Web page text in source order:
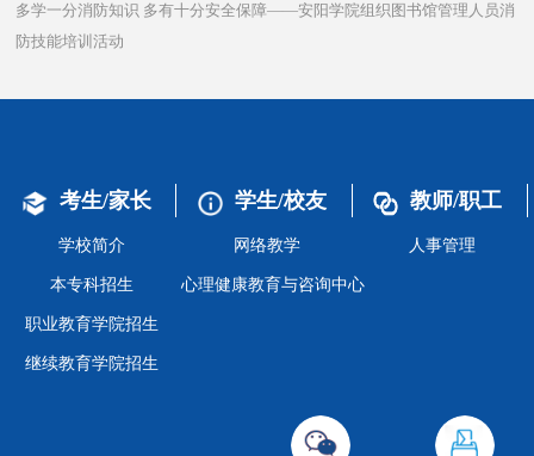
多学一分消防知识 多有十分安全保障——安阳学院组织图书馆管理人员消
防技能培训活动
考生/家长
学校简介
本专科招生
职业教育学院招生
继续教育学院招生
学生/校友
网络教学
心理健康教育与咨询中心
教师/职工
人事管理